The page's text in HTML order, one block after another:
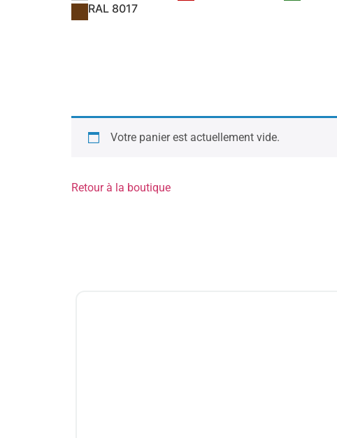
RAL 8017
Votre panier est actuellement vide.
Retour à la boutique